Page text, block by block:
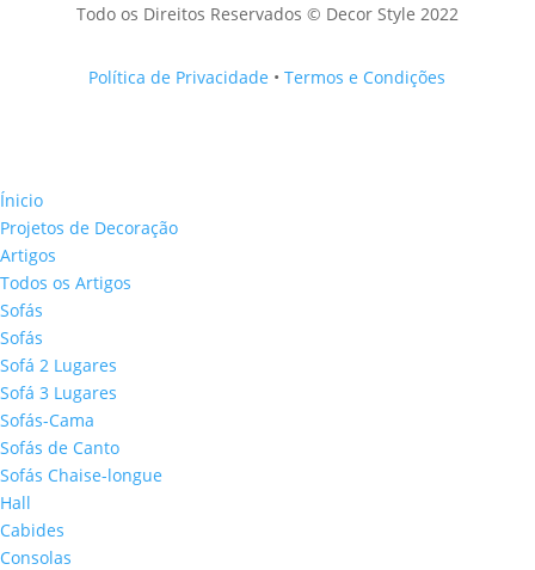
Todo os Direitos Reservados © Decor Style 2022
Política de Privacidade •Termos e Condições
Ínicio
Projetos de Decoração
Artigos
Todos os Artigos
Sofás
Sofás
Sofá 2 Lugares
Sofá 3 Lugares
Sofás-Cama
Sofás de Canto
Sofás Chaise-longue
Hall
Cabides
Consolas